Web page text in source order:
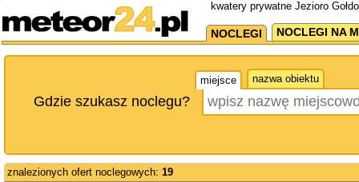
kwatery prywatne Jezioro
NOCLEGI NOCLEGI NA
miejsce nazwa obiektu
Gdzie szukasz noclegu?
znalezionych ofert noclegowych: 19